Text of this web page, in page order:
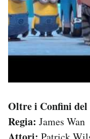
Oltre i Confini del
Regia: James Wan